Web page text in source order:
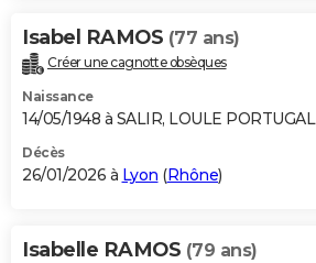
Isabel RAMOS (77 ans)
Créer une cagnotte obsèques
Naissance
14/05/1948 à SALIR, LOULE PORTUGAL
Décès
26/01/2026 à Lyon (Rhône)
Isabelle RAMOS (79 ans)